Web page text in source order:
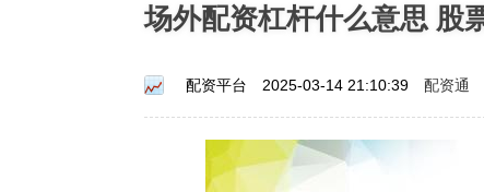
场外配资杠杆什么意思 股
配资平台 2025-03-14 21:10:39 配资通